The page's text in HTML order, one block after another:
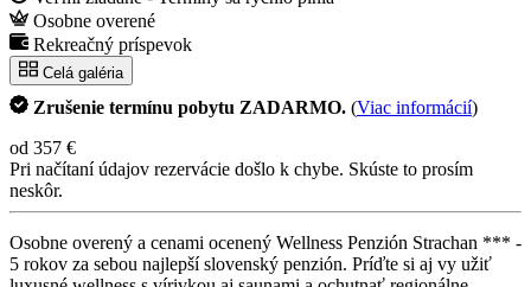
Osobne overené
Rekreačný príspevok
Celá galéria
Zrušenie termínu pobytu ZADARMO. (Viac informácií)
od 357 €
Pri načítaní údajov rezervácie došlo k chybe. Skúste to prosím
neskôr.
Osobne overený a cenami ocenený Wellness Penzión Strachan *** -
5 rokov za sebou najlepší slovenský penzión. Príďte si aj vy užiť